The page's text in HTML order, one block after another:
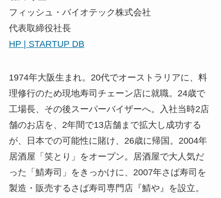
フィッシュ・バイオテック【10時25分頃登壇予
定】
▼